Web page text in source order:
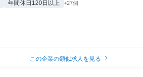
年間休日120日以上 +27個
この企業の類似求人を見る